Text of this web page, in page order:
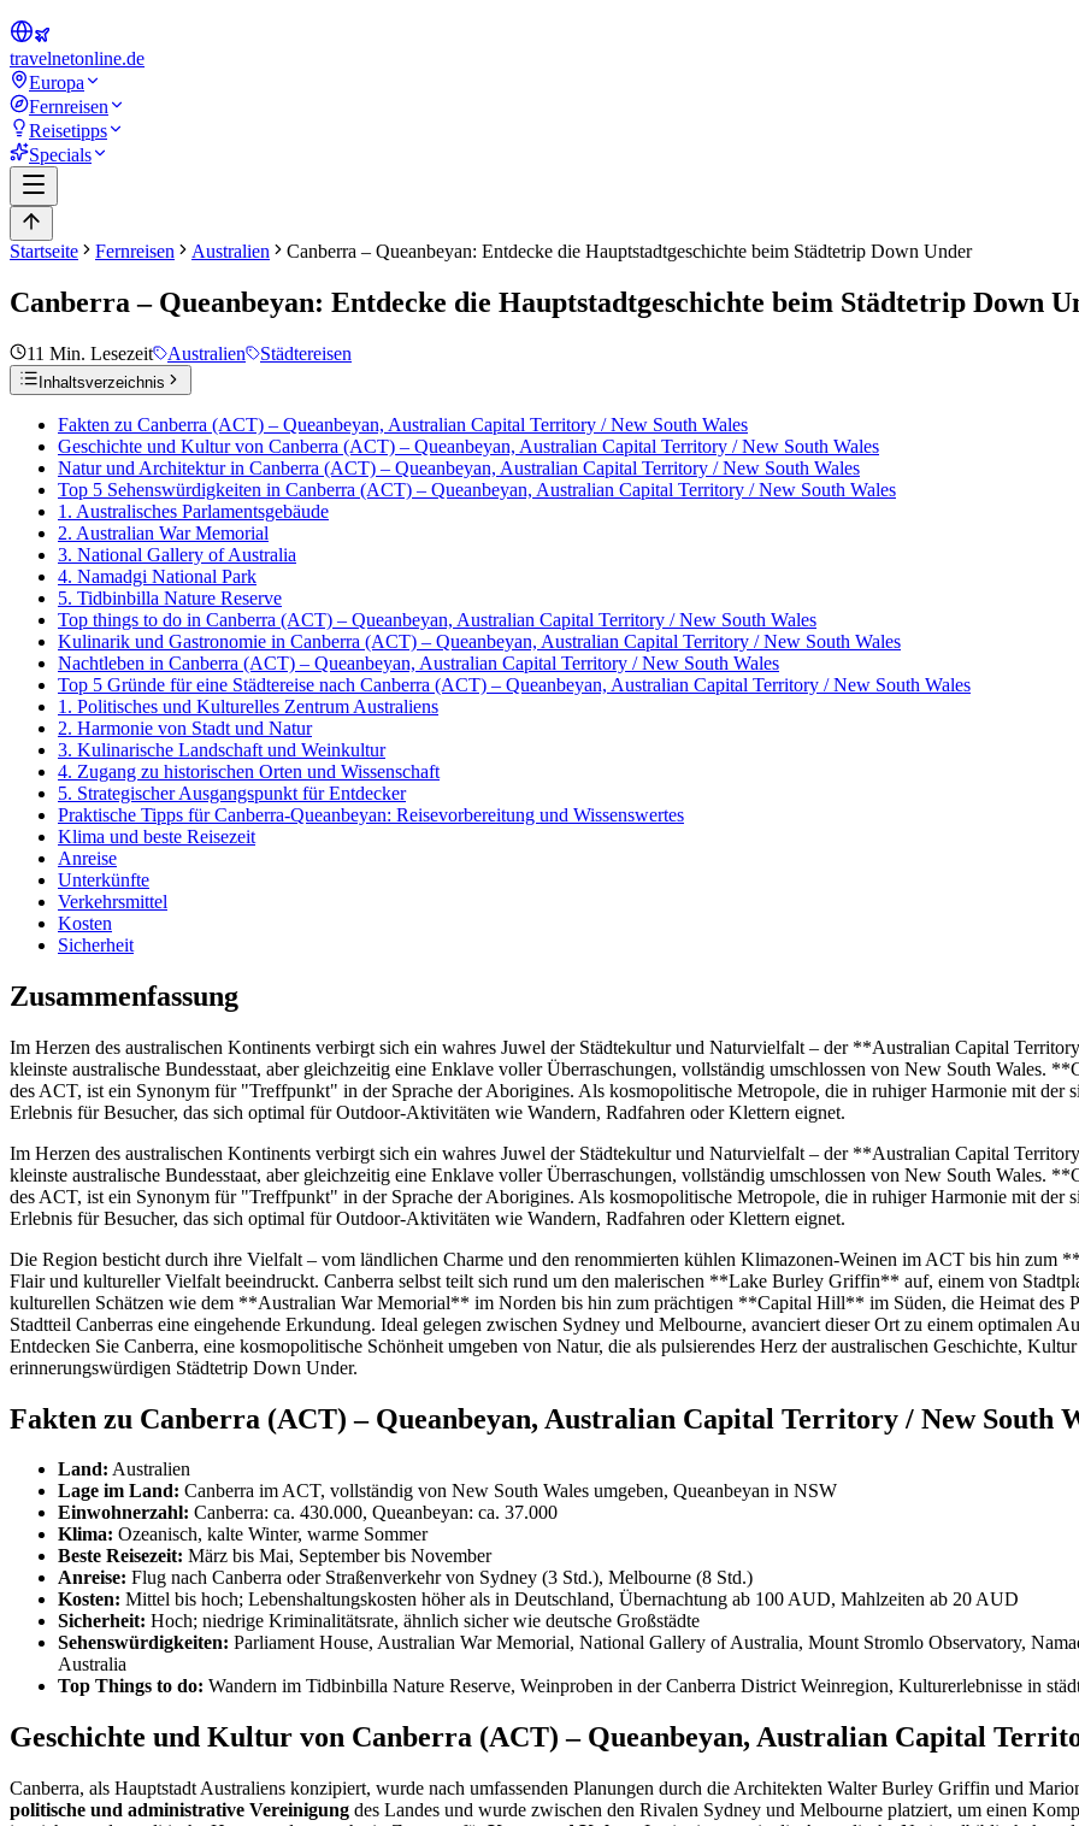
travelnetonline.de
Europa
Fernreisen
Reisetipps
Specials
Startseite Fernreisen Australien Canberra – Queanbeyan: Entdecke die Hauptstadtgeschichte beim Städtetrip Down Under
Canberra – Queanbeyan: Entdecke die Hauptstadtgeschichte beim Städtetrip Down
11 Min. Lesezeit Australien Städtereisen
Inhaltsverzeichnis
Fakten zu Canberra (ACT) – Queanbeyan, Australian Capital Territory / New South Wales
Geschichte und Kultur von Canberra (ACT) – Queanbeyan, Australian Capital Territory / New South Wales
Natur und Architektur in Canberra (ACT) – Queanbeyan, Australian Capital Territory / New South Wales
Top 5 Sehenswürdigkeiten in Canberra (ACT) – Queanbeyan, Australian Capital Territory / New South Wales
1. Australisches Parlamentsgebäude
2. Australian War Memorial
3. National Gallery of Australia
4. Namadgi National Park
5. Tidbinbilla Nature Reserve
Top things to do in Canberra (ACT) – Queanbeyan, Australian Capital Territory / New South Wales
Kulinarik und Gastronomie in Canberra (ACT) – Queanbeyan, Australian Capital Territory / New South Wales
Nachtleben in Canberra (ACT) – Queanbeyan, Australian Capital Territory / New South Wales
Top 5 Gründe für eine Städtereise nach Canberra (ACT) – Queanbeyan, Australian Capital Territory / New South Wales
1. Politisches und Kulturelles Zentrum Australiens
2. Harmonie von Stadt und Natur
3. Kulinarische Landschaft und Weinkultur
4. Zugang zu historischen Orten und Wissenschaft
5. Strategischer Ausgangspunkt für Entdecker
Praktische Tipps für Canberra-Queanbeyan: Reisevorbereitung und Wissenswertes
Klima und beste Reisezeit
Anreise
Unterkünfte
Verkehrsmittel
Kosten
Sicherheit
Zusammenfassung
Im Herzen des australischen Kontinents verbirgt sich ein wahres Juwel der Städtekultur und Naturvielfalt – der **Australian Capital
kleinste australische Bundesstaat, aber gleichzeitig eine Enklave voller Überraschungen, vollständig umschlossen von New South Wales.
des ACT, ist ein Synonym für "Treffpunkt" in der Sprache der Aborigines. Als kosmopolitische Metropole, die in ruhiger Harmonie mit der
Erlebnis für Besucher, das sich optimal für Outdoor-Aktivitäten wie Wandern, Radfahren oder Klettern eignet.
Im Herzen des australischen Kontinents verbirgt sich ein wahres Juwel der Städtekultur und Naturvielfalt – der **Australian Capital
kleinste australische Bundesstaat, aber gleichzeitig eine Enklave voller Überraschungen, vollständig umschlossen von New South Wales.
des ACT, ist ein Synonym für "Treffpunkt" in der Sprache der Aborigines. Als kosmopolitische Metropole, die in ruhiger Harmonie mit der
Erlebnis für Besucher, das sich optimal für Outdoor-Aktivitäten wie Wandern, Radfahren oder Klettern eignet.
Die Region besticht durch ihre Vielfalt – vom ländlichen Charme und den renommierten kühlen Klimazonen-Weinen im ACT bis hin zum
Flair und kultureller Vielfalt beeindruckt. Canberra selbst teilt sich rund um den malerischen **Lake Burley Griffin** auf, einem von
kulturellen Schätzen wie dem **Australian War Memorial** im Norden bis hin zum prächtigen **Capital Hill** im Süden, die Heimat des
Stadtteil Canberras eine eingehende Erkundung. Ideal gelegen zwischen Sydney und Melbourne, avanciert dieser Ort zu einem
Entdecken Sie Canberra, eine kosmopolitische Schönheit umgeben von Natur, die als pulsierendes Herz der australischen Geschichte,
erinnerungswürdigen Städtetrip Down Under.
Fakten zu Canberra (ACT) – Queanbeyan, Australian Capital Territory / New South
Land: Australien
Lage im Land: Canberra im ACT, vollständig von New South Wales umgeben, Queanbeyan in NSW
Einwohnerzahl: Canberra: ca. 430.000, Queanbeyan: ca. 37.000
Klima: Ozeanisch, kalte Winter, warme Sommer
Beste Reisezeit: März bis Mai, September bis November
Anreise: Flug nach Canberra oder Straßenverkehr von Sydney (3 Std.), Melbourne (8 Std.)
Kosten: Mittel bis hoch; Lebenshaltungskosten höher als in Deutschland, Übernachtung ab 100 AUD, Mahlzeiten ab 20 AUD
Sicherheit: Hoch; niedrige Kriminalitätsrate, ähnlich sicher wie deutsche Großstädte
Sehenswürdigkeiten: Parliament House, Australian War Memorial, National Gallery of Australia, Mount Stromlo Observatory,
Australia
Top Things to do: Wandern im Tidbinbilla Nature Reserve, Weinproben in der Canberra District Weinregion, Kulturerlebnisse in
Geschichte und Kultur von Canberra (ACT) – Queanbeyan, Australian Capital
Canberra, als Hauptstadt Australiens konzipiert, wurde nach umfassenden Planungen durch die Architekten Walter Burley Griffin und
politische und administrative Vereinigung des Landes und wurde zwischen den Rivalen Sydney und Melbourne platziert, um einen